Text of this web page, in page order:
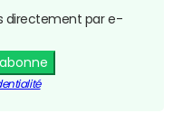
directement par e-